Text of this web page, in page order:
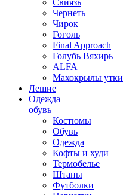
Свиязь
Чернеть
Чирок
Гоголь
Final Approach
Голубь Вяхирь
ALFA
Махокрылы утки
Лешие
Одежда
обувь
Костюмы
Обувь
Одежда
Кофты и худи
Термобелье
Штаны
Футболки